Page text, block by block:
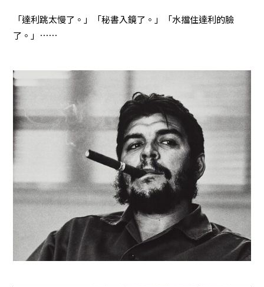
「達利跳太慢了。」「秘書入鏡了。」「水擋住達利的臉
了。」⋯⋯